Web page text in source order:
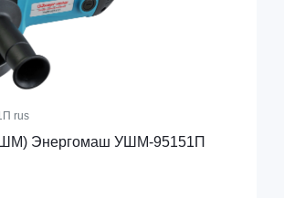
rus
Энергомаш УШМ-95151П